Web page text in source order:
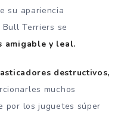
su apariencia
Terriers se
amigable y leal.
destructivos,
muchos
por los juguetes súper